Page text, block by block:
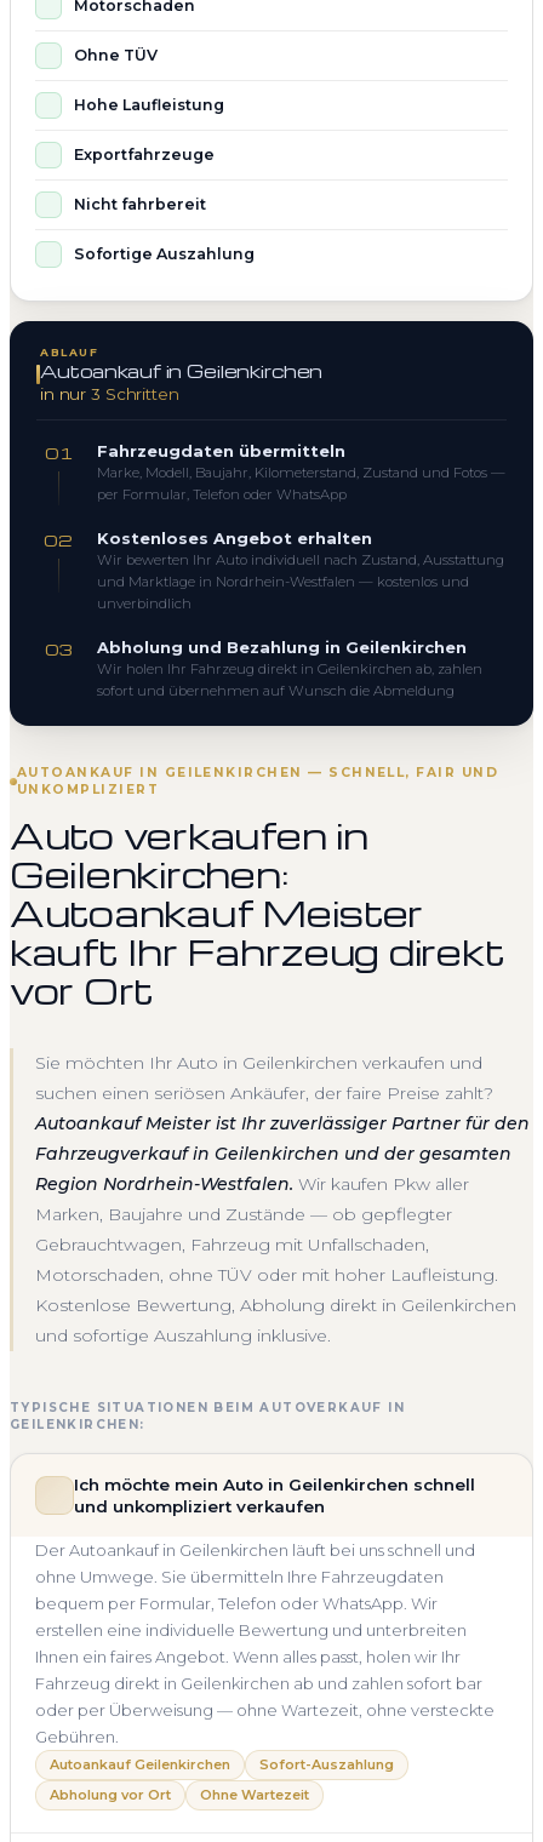
AUTOANKAUF IN GEILENKIRCHEN — SCHNELL, FAIR UND
UNKOMPLIZIERT
Auto verkaufen in
Geilenkirchen:
Autoankauf Meister
kauft Ihr Fahrzeug direkt
vor Ort
Sie möchten Ihr Auto in Geilenkirchen verkaufen und
suchen einen seriösen Ankäufer, der faire Preise zahlt?
Autoankauf Meister ist Ihr zuverlässiger Partner für den
Fahrzeugverkauf in Geilenkirchen und der gesamten
Region Nordrhein-Westfalen. Wir kaufen Pkw aller
Marken, Baujahre und Zustände — ob gepflegter
Gebrauchtwagen, Fahrzeug mit Unfallschaden,
Motorschaden, ohne TÜV oder mit hoher Laufleistung.
Kostenlose Bewertung, Abholung direkt in Geilenkirchen
und sofortige Auszahlung inklusive.
TYPISCHE SITUATIONEN BEIM AUTOVERKAUF IN
GEILENKIRCHEN:
Ich möchte mein Auto in Geilenkirchen schnell
und unkompliziert verkaufen
Der Autoankauf in Geilenkirchen läuft bei uns schnell und
ohne Umwege. Sie übermitteln Ihre Fahrzeugdaten
bequem per Formular, Telefon oder WhatsApp. Wir
erstellen eine individuelle Bewertung und unterbreiten
Ihnen ein faires Angebot. Wenn alles passt, holen wir Ihr
Fahrzeug direkt in Geilenkirchen ab und zahlen sofort bar
oder per Überweisung — ohne Wartezeit, ohne versteckte
Gebühren.
Autoankauf Geilenkirchen
Sofort-Auszahlung
Abholung vor Ort
Ohne Wartezeit
Motorschaden
Ohne TÜV
Hohe Laufleistung
Exportfahrzeuge
Nicht fahrbereit
Sofortige Auszahlung
ABLAUF
Autoankauf in Geilenkirchen
in nur 3 Schritten
01 Fahrzeugdaten übermitteln
Marke, Modell, Baujahr, Kilometerstand, Zustand und Fotos —
per Formular, Telefon oder WhatsApp
02 Kostenloses Angebot erhalten
Wir bewerten Ihr Auto individuell nach Zustand, Ausstattung
und Marktlage in Nordrhein-Westfalen — kostenlos und
unverbindlich
03 Abholung und Bezahlung in Geilenkirchen
Wir holen Ihr Fahrzeug direkt in Geilenkirchen ab, zahlen
sofort und übernehmen auf Wunsch die Abmeldung